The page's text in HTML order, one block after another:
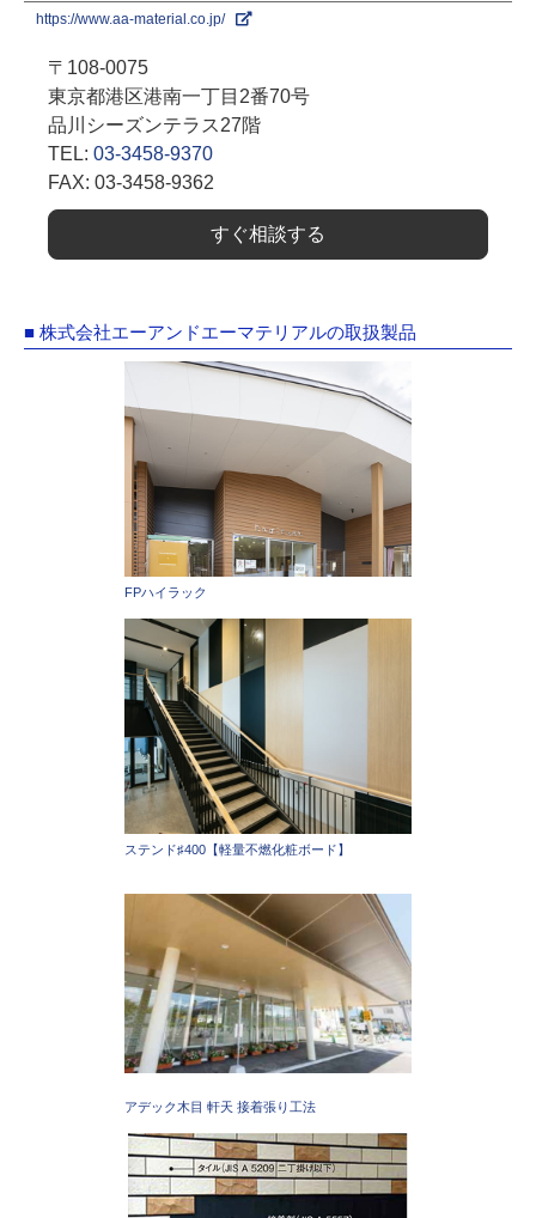
https://www.aa-material.co.jp/
〒108-0075
東京都港区港南一丁目2番70号
品川シーズンテラス27階
TEL: 03-3458-9370
FAX: 03-3458-9362
すぐ相談する
■ 株式会社エーアンドエーマテリアルの取扱製品
FPハイラック
ステンド♯400【軽量不燃化粧ボード】
アデック木目 軒天 接着張り工法